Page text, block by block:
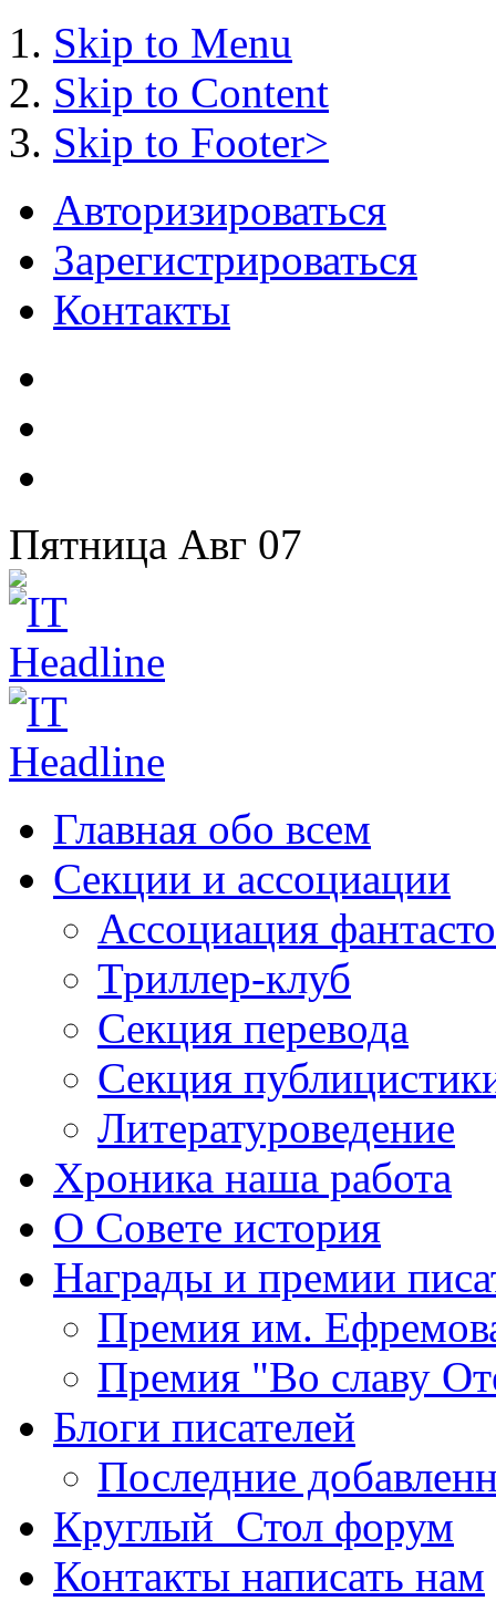
Skip to Menu
Skip to Content
Skip to Footer>
Авторизироваться
Зарегистрироваться
Контакты
Пятница Авг 07
Главная обо всем
Секции и ассоциации
Ассоциация
Триллер-клуб
Секция перевода
Секция
Литературоведение
Хроника наша работа
О Совете история
Награды и премии
Премия им.
Премия "Во славу
Блоги писателей
Последние
Круглый_Стол форум
Контакты написать нам